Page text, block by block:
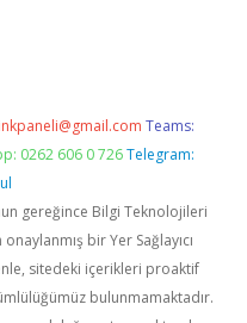
Teams:
0262 606 0 726 Telegram:
gereğince Bilgi Teknolojileri
bir Yer Sağlayıcı
sitedeki içerikleri proaktif
bulunmamaktadır.